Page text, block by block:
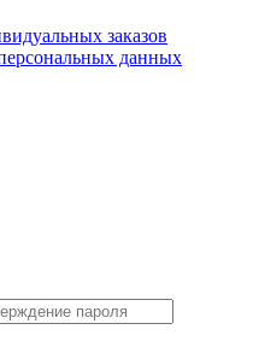
заказов
данных